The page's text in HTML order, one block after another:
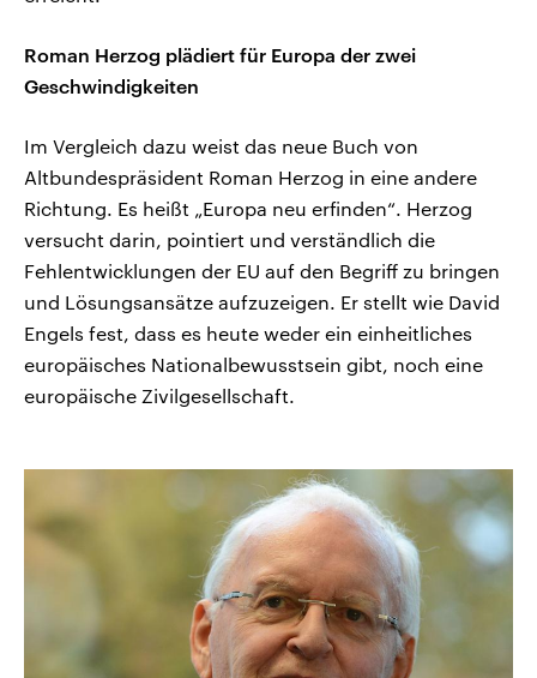
Roman Herzog plädiert für Europa der zwei
Geschwindigkeiten
Im Vergleich dazu weist das neue Buch von
Altbundespräsident Roman Herzog in eine andere
Richtung. Es heißt „Europa neu erfinden“. Herzog
versucht darin, pointiert und verständlich die
Fehlentwicklungen der EU auf den Begriff zu bringen
und Lösungsansätze aufzuzeigen. Er stellt wie David
Engels fest, dass es heute weder ein einheitliches
europäisches Nationalbewusstsein gibt, noch eine
europäische Zivilgesellschaft.